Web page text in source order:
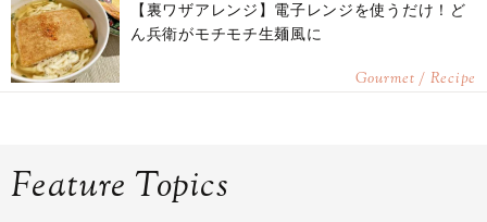
【裏ワザアレンジ】電子レンジを使うだけ！ど
ん兵衛がモチモチ生麺風に
Gourmet / Recipe
Feature Topics